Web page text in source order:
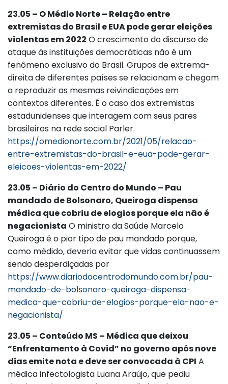
23.05 – O Médio Norte – Relação entre
extremistas do Brasil e EUA pode gerar eleições
violentas em 2022 O crescimento do discurso de
ataque às instituições democráticas não é um
fenômeno exclusivo do Brasil. Grupos de extrema-
direita de diferentes países se relacionam e chegam
a reproduzir as mesmas reivindicações em
contextos diferentes. É o caso dos extremistas
estadunidenses que interagem com seus pares
brasileiros na rede social Parler.
https://omedionorte.com.br/2021/05/relacao-
entre-extremistas-do-brasil-e-eua-pode-gerar-
eleicoes-violentas-em-2022/
23.05 – Diário do Centro do Mundo – Pau
mandado de Bolsonaro, Queiroga dispensa
médica que cobriu de elogios porque ela não é
negacionista O ministro da Saúde Marcelo
Queiroga é o pior tipo de pau mandado porque,
como médido, deveria evitar que vidas continuassem
sendo desperdiçadas por
https://www.diariodocentrodomundo.com.br/pau-
mandado-de-bolsonaro-queiroga-dispensa-
medica-que-cobriu-de-elogios-porque-ela-nao-e-
negacionista/
23.05 – Conteúdo MS – Médica que deixou
“Enfrentamento à Covid” no governo após nove
dias emite nota e deve ser convocada à CPI A
médica infectologista Luana Araújo, que pediu